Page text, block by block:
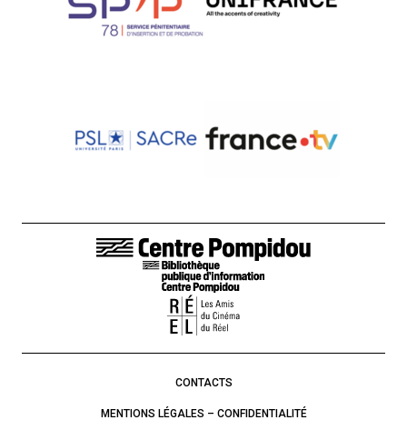
LIENS DE BAS DE PAGE
CONTACTS
MENTIONS LÉGALES – CONFIDENTIALITÉ